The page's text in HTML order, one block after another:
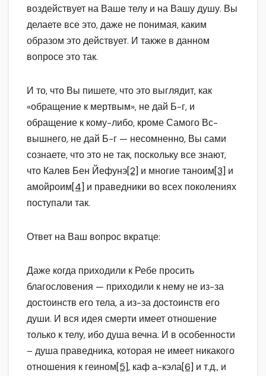
воздействует на Ваше телу и на Вашу душу. Вы
делаете все это, даже не понимая, каким
образом это действует. И также в данном
вопросе это так.
И то, что Вы пишете, что это выглядит, как
«обращение к мертвым», не дай Б-г, и
обращение к кому-либо, кроме Самого Вс-
вышнего, не дай Б-г — несомненно, Вы сами
сознаете, что это не так, поскольку все знают,
что Калев Бен Йефунэ[2] и многие таноим[3] и
амойроим[4] и праведники во всех поколениях
поступали так.
Ответ на Ваш вопрос вкратце:
Даже когда приходили к Ребе просить
благословения — приходили к нему не из-за
достоинств его тела, а из-за достоинств его
души. И вся идея смерти имеет отношение
только к телу, ибо душа вечна. И в особенности
– душа праведника, которая не имеет никакого
отношения к геином[5], каф а-кэла[6] и т.д., и